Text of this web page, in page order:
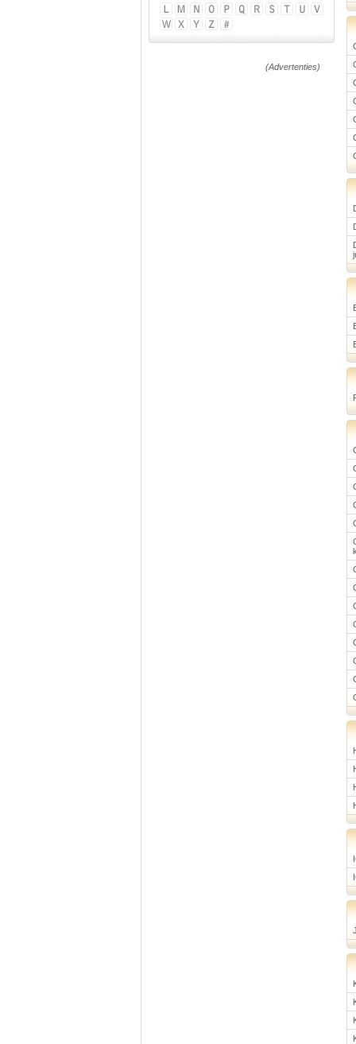
(Advertenties)